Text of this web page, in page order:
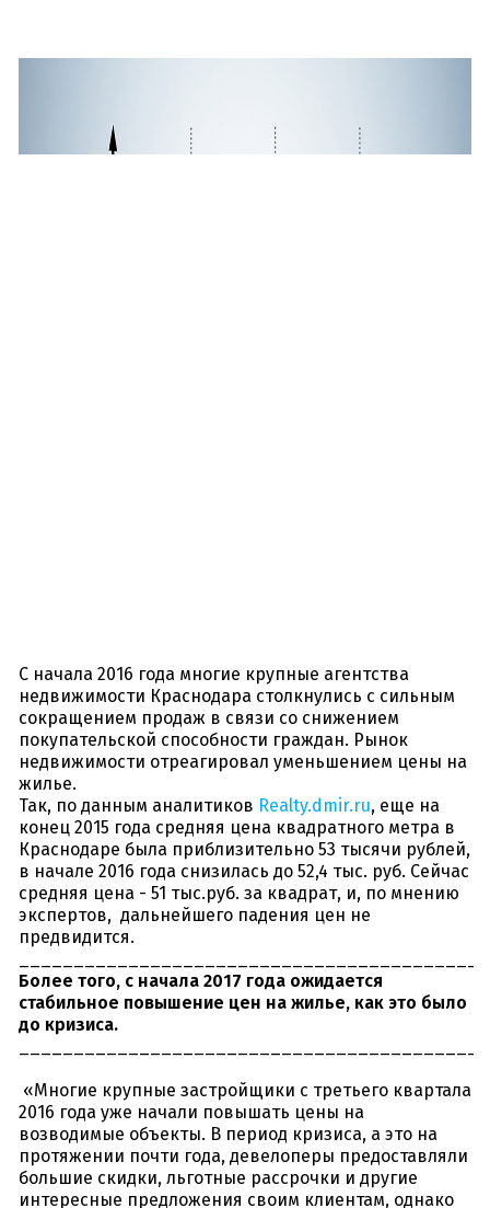
С начала 2016 года многие крупные агентства
недвижимости Краснодара столкнулись с сильным
сокращением продаж в связи со снижением
покупательской способности граждан. Рынок
недвижимости отреагировал уменьшением цены на
жилье.
Так, по данным аналитиков Realty.dmir.ru, еще на
конец 2015 года средняя цена квадратного метра в
Краснодаре была приблизительно 53 тысячи рублей,
в начале 2016 года снизилась до 52,4 тыс. руб. Сейчас
средняя цена - 51 тыс.руб. за квадрат, и, по мнению
экспертов, дальнейшего падения цен не
предвидится.
Более того, с начала 2017 года ожидается
стабильное повышение цен на жилье, как это было
до кризиса.
«Многие крупные застройщики с третьего квартала
2016 года уже начали повышать цены на
возводимые объекты. В период кризиса, а это на
протяжении почти года, девелоперы предоставляли
большие скидки, льготные рассрочки и другие
интересные предложения своим клиентам, однако